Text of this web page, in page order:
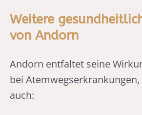
Weitere
von Andorn
Andorn entfaltet seine
bei
auch: